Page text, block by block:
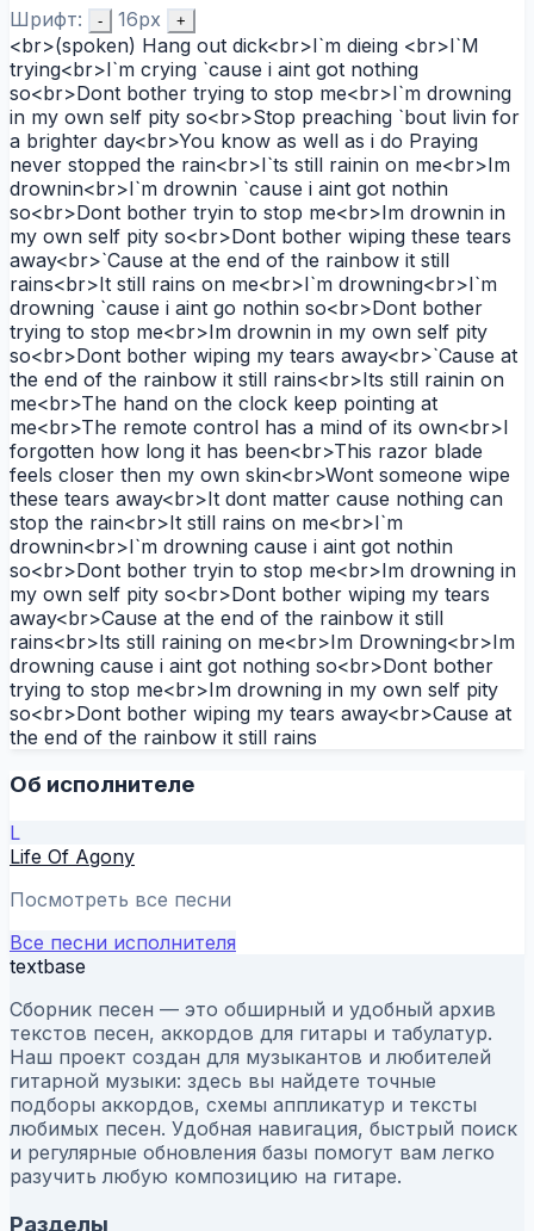
Шрифт: - 16px +
<br>(spoken) Hang out dick<br>I`m dieing <br>I`M
trying<br>I`m crying `cause i aint got nothing
so<br>Dont bother trying to stop me<br>I`m drowning
in my own self pity so<br>Stop preaching `bout livin for
a brighter day<br>You know as well as i do Praying
never stopped the rain<br>I`ts still rainin on me<br>Im
drownin<br>I`m drownin `cause i aint got nothin
so<br>Dont bother tryin to stop me<br>Im drownin in
my own self pity so<br>Dont bother wiping these tears
away<br>`Cause at the end of the rainbow it still
rains<br>It still rains on me<br>I`m drowning<br>I`m
drowning `cause i aint go nothin so<br>Dont bother
trying to stop me<br>Im drownin in my own self pity
so<br>Dont bother wiping my tears away<br>`Cause at
the end of the rainbow it still rains<br>Its still rainin on
me<br>The hand on the clock keep pointing at
me<br>The remote control has a mind of its own<br>I
forgotten how long it has been<br>This razor blade
feels closer then my own skin<br>Wont someone wipe
these tears away<br>It dont matter cause nothing can
stop the rain<br>It still rains on me<br>I`m
drownin<br>I`m drowning cause i aint got nothin
so<br>Dont bother tryin to stop me<br>Im drowning in
my own self pity so<br>Dont bother wiping my tears
away<br>Cause at the end of the rainbow it still
rains<br>Its still raining on me<br>Im Drowning<br>Im
drowning cause i aint got nothing so<br>Dont bother
trying to stop me<br>Im drowning in my own self pity
so<br>Dont bother wiping my tears away<br>Cause at
the end of the rainbow it still rains
Об исполнителе
L
Life Of Agony
Посмотреть все песни
Все песни исполнителя
textbase
Сборник песен — это обширный и удобный архив
текстов песен, аккордов для гитары и табулатур.
Наш проект создан для музыкантов и любителей
гитарной музыки: здесь вы найдете точные
подборы аккордов, схемы аппликатур и тексты
любимых песен. Удобная навигация, быстрый поиск
и регулярные обновления базы помогут вам легко
разучить любую композицию на гитаре.
Разделы